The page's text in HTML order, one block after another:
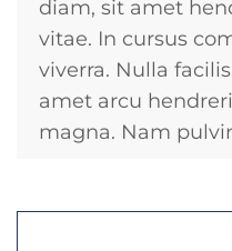
diam, sit amet
vitae. In cursus
viverra. Nulla
amet arcu
magna. Nam